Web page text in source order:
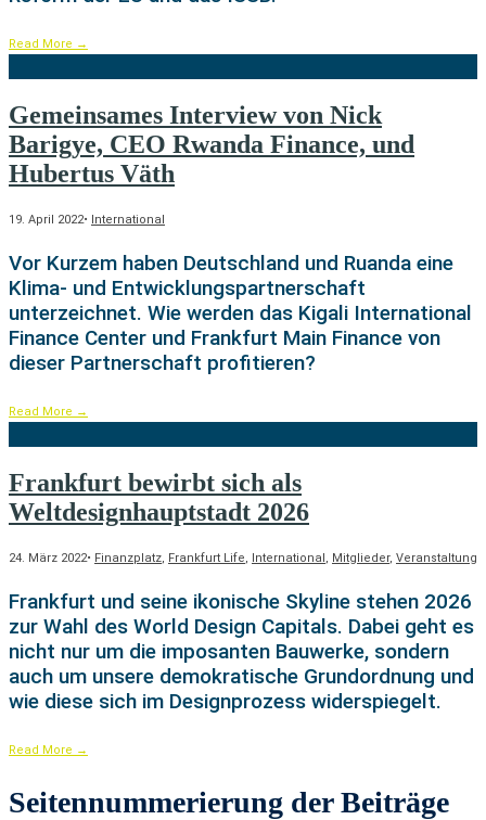
Read More →
Gemeinsames Interview von Nick
Barigye, CEO Rwanda Finance, und
Hubertus Väth
19. April 2022• International
Vor Kurzem haben Deutschland und Ruanda eine
Klima- und Entwicklungspartnerschaft
unterzeichnet. Wie werden das Kigali International
Finance Center und Frankfurt Main Finance von
dieser Partnerschaft profitieren?
Read More →
Frankfurt bewirbt sich als
Weltdesignhauptstadt 2026
24. März 2022• Finanzplatz Frankfurt Life International Mitglieder, Veranstaltung
Frankfurt und seine ikonische Skyline stehen 2026
zur Wahl des World Design Capitals. Dabei geht es
nicht nur um die imposanten Bauwerke, sondern
auch um unsere demokratische Grundordnung und
wie diese sich im Designprozess widerspiegelt.
Read More →
Seitennummerierung der Beiträge